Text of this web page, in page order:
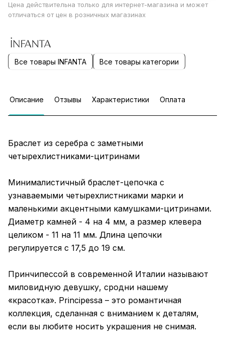
Цена действительна только для интернет-магазина и может
отличаться от цен в розничных магазинах
Все товары INFANTA Все товары категории
Описание Отзывы Характеристики Оплата
Браслет из серебра с заметными
четырехлистниками-цитринами
Минималистичный браслет-цепочка с
узнаваемыми четырехлистниками марки и
маленькими акцентными камушками-цитринами.
Диаметр камней - 4 на 4 мм, а размер клевера
целиком - 11 на 11 мм. Длина цепочки
регулируется с 17,5 до 19 см.
Принчипессой в современной Италии называют
миловидную девушку, сродни нашему
«красотка». Principessa – это романтичная
коллекция, сделанная с вниманием к деталям,
если вы любите носить украшения не снимая.